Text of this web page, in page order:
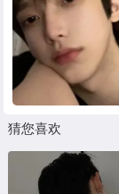
猜您喜欢